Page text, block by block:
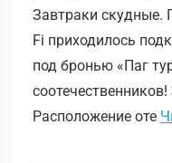
Завтраки скудные.
Fi приходилось
под бронью «Паг
Расположение оте